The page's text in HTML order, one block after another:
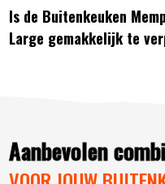
Natuurstenenblad is
Formaat tafel: 150 x
Vier stevige
Bezorgd én
Is de Buitenkeuken
Large gemakkelijk te
Aanbevolen